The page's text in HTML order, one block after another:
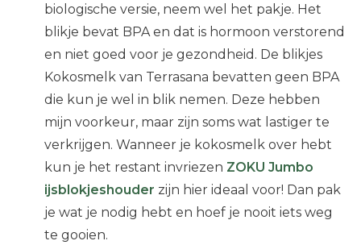
biologische versie, neem wel het pakje. Het
blikje bevat BPA en dat is hormoon verstorend
en niet goed voor je gezondheid. De blikjes
Kokosmelk van Terrasana bevatten geen BPA
die kun je wel in blik nemen. Deze hebben
mijn voorkeur, maar zijn soms wat lastiger te
verkrijgen. Wanneer je kokosmelk over hebt
kun je het restant invriezen ZOKU Jumbo
ijsblokjeshouder zijn hier ideaal voor! Dan pak
je wat je nodig hebt en hoef je nooit iets weg
te gooien.